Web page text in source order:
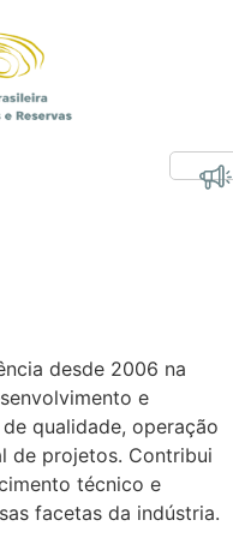
desde 2006 na
e
qualidade, operação
de projetos. Contribui
técnico e
facetas da indústria.